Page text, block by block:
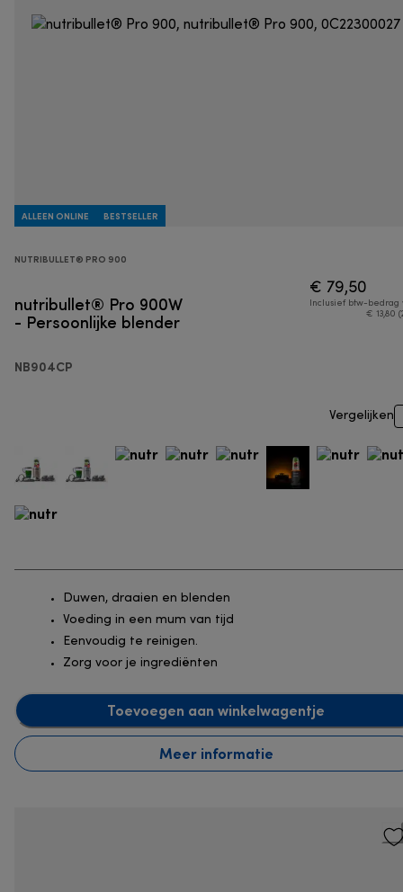
ALLEEN ONLINE BESTSELLER
NUTRIBULLET® PRO 900
nutribullet® Pro 900W
- Persoonlijke blender
NB904CP
€ 79,50
Inclusief btw-bedrag
€ 13,80
Vergelijken
Duwen, draaien en blenden
Voeding in een mum van tijd
Eenvoudig te reinigen.
Zorg voor je ingrediënten
Toevoegen aan winkelwagentje
Meer informatie